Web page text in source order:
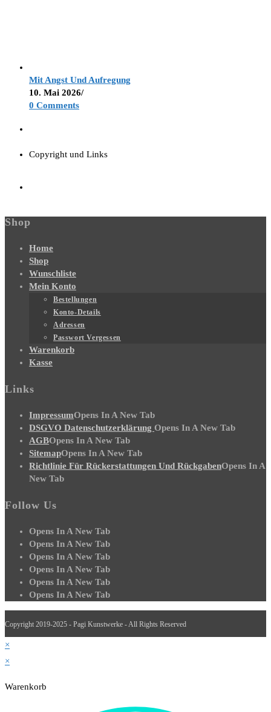
Mit Angst Und Aufregung
10. Mai 2026/
0 Comments
Copyright und Links
Shop
Home
Shop
Wunschliste
Mein Konto
Bestellungen
Konto-Details
Adressen
Passwort Vergessen
Warenkorb
Kasse
Links
ImpressumOpens In A New Tab
DSGVO Datenschutzerklärung Opens In A New Tab
AGBOpens In A New Tab
SitemapOpens In A New Tab
Richtlinie Für Rückerstattungen Und RückgabenOpens In A
New Tab
Follow Us
Opens In A New Tab
Opens In A New Tab
Opens In A New Tab
Opens In A New Tab
Opens In A New Tab
Opens In A New Tab
Copyright 2019-2025 - Pagi Kunstwerke - All Rights Reserved
×
×
Warenkorb